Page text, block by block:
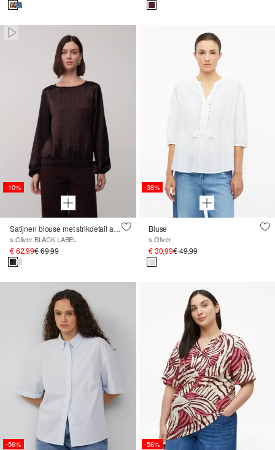
Paused • Muted
-10%
Satijnen blouse met strikdetail aan de zoom
s.Oliver BLACK LABEL
€ 62,99€ 69,99
-38%
Bluse
s.Oliver
€ 30,99€ 49,99
-56% -56%